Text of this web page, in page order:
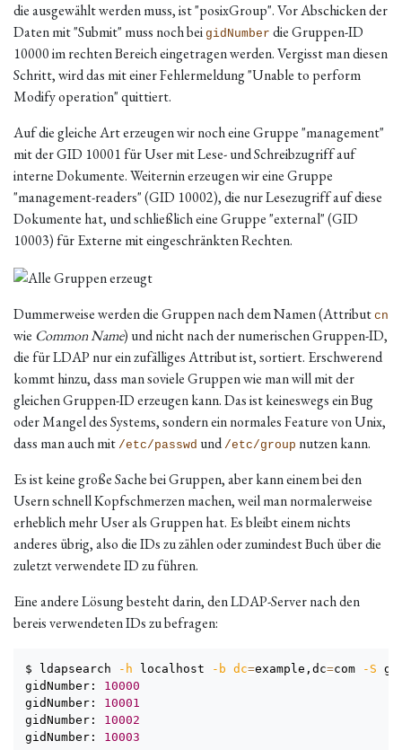
die ausgewählt werden muss, ist "posixGroup". Vor Abschicken der
Daten mit "Submit" muss noch bei gidNumber die Gruppen-ID
10000 im rechten Bereich eingetragen werden. Vergisst man diesen
Schritt, wird das mit einer Fehlermeldung "Unable to perform
Modify operation" quittiert.
Auf die gleiche Art erzeugen wir noch eine Gruppe "management"
mit der GID 10001 für User mit Lese- und Schreibzugriff auf
interne Dokumente. Weiternin erzeugen wir eine Gruppe
"management-readers" (GID 10002), die nur Lesezugriff auf diese
Dokumente hat, und schließlich eine Gruppe "external" (GID
10003) für Externe mit eingeschränkten Rechten.
Dummerweise werden die Gruppen nach dem Namen (Attributcn
wie Common Name) und nicht nach der numerischen Gruppen-ID,
die für LDAP nur ein zufälliges Attribut ist, sortiert. Erschwerend
kommt hinzu, dass man soviele Gruppen wie man will mit der
gleichen Gruppen-ID erzeugen kann. Das ist keineswegs ein Bug
oder Mangel des Systems, sondern ein normales Feature von Unix,
dass man auch mit /etc/passwd und/etc/group nutzen kann.
Es ist keine große Sache bei Gruppen, aber kann einem bei den
Usern schnell Kopfschmerzen machen, weil man normalerweise
erheblich mehr User als Gruppen hat. Es bleibt einem nichts
anderes übrig, also die IDs zu zählen oder zumindest Buch über die
zuletzt verwendete ID zu führen.
Eine andere Lösung besteht darin, den LDAP-Server nach den
bereis verwendeten IDs zu befragen:
$ ldapsearch -h localhost -b dc=example,dc=com -S
gidNumber: 10000
gidNumber: 10001
gidNumber: 10002
gidNumber: 10003